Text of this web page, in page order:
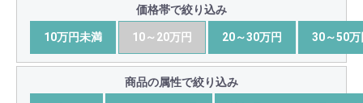
価格帯で絞り込み
10万円未満 10～20万円 20～30万円 30～50万
商品の属性で絞り込み